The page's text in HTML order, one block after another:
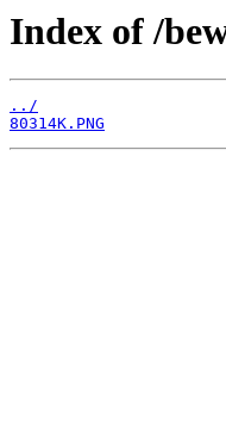
Index of /
../
80314K.PNG